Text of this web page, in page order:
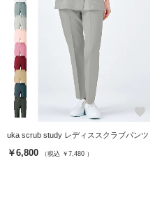
favorite
uka scrub study レディススクラブパンツ
￥6,800 （税込 ￥7,480 ）